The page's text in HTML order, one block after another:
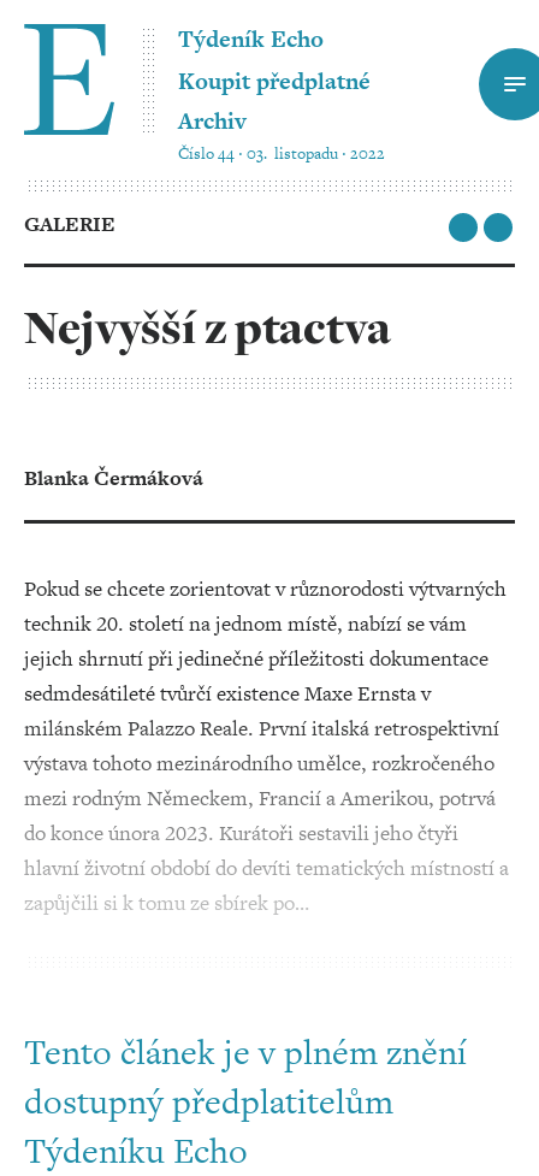
Týdeník Echo
Koupit předplatné
Archiv
Číslo 44 ‧ 03. listopadu ‧ 2022
GALERIE
Nejvyšší z ptactva
Blanka Čermáková
Pokud se chcete zorientovat v různorodosti výtvarných
technik 20. století na jednom místě, nabízí se vám
jejich shrnutí při jedinečné příležitosti dokumentace
sedmdesátileté tvůrčí existence Maxe Ernsta v
milánském Palazzo Reale. První italská retrospektivní
výstava tohoto mezinárodního umělce, rozkročeného
mezi rodným Německem, Francií a Amerikou, potrvá
do konce února 2023. Kurátoři sestavili jeho čtyři
hlavní životní období do devíti tematických místností a
zapůjčili si k tomu ze sbírek po…
Tento článek je v plném znění
dostupný předplatitelům
Týdeníku Echo